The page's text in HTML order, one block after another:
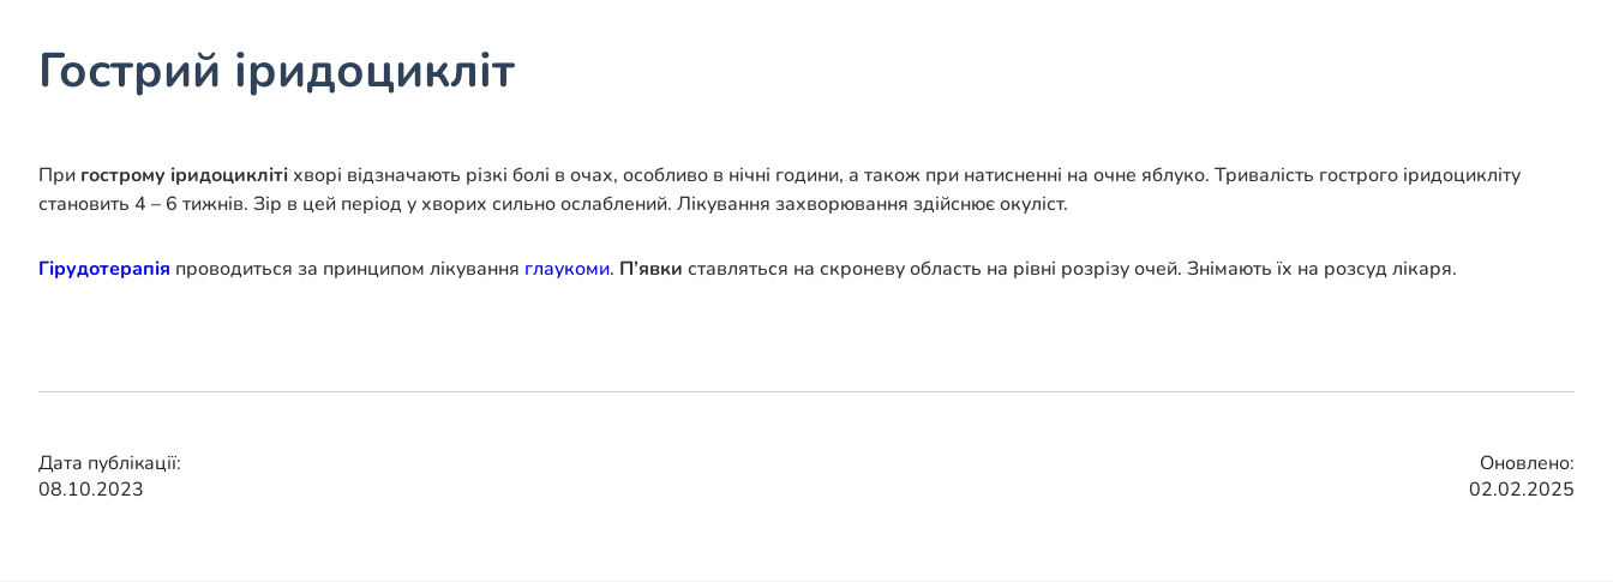
Гострий іридоцикліт
При гострому іридоцикліті хворі відзначають різкі болі в очах, особливо в нічні години, а також при натисненні на очне яблуко. Тривалість гострого іридоцикліту
становить 4 – 6 тижнів. Зір в цей період у хворих сильно ослаблений. Лікування захворювання здійснює окуліст.
Гірудотерапія проводиться за принципом лікування глаукоми. П’явки ставляться на скроневу область на рівні розрізу очей. Знімають їх на розсуд лікаря.
Дата публікації:
08.10.2023
Оновлено:
02.02.2025